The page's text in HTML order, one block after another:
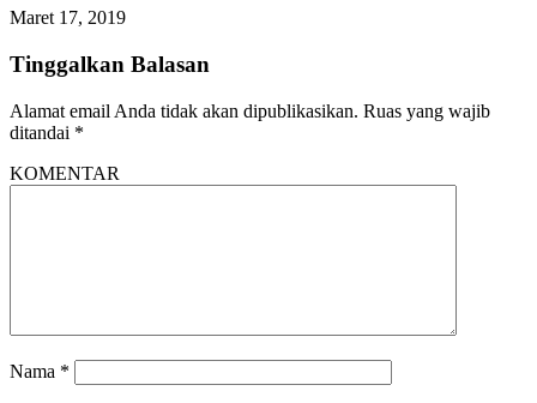
Maret 17, 2019
Tinggalkan Balasan
Alamat email Anda tidak akan dipublikasikan. Ruas yang wajib
ditandai *
KOMENTAR
Nama *